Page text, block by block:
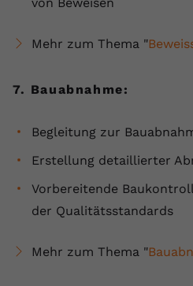
Mehr zum Thema "
7. Bauabnahme:
Begleitung zur
Erstellung detaillierter
Vorbereitende
der Qualitätsstandards
Mehr zum Thema "